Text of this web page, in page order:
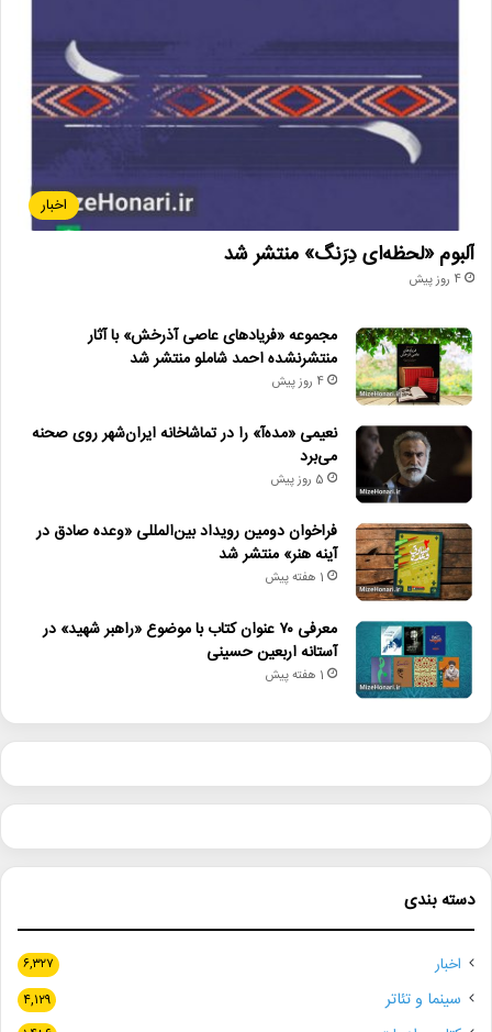
اخبار
آلبوم «لحظه‌ای دِرَنگ» منتشر شد
4 روز پیش
مجموعه «فریادهای عاصی آذرخش» با آثار
منتشرنشده احمد شاملو منتشر شد
4 روز پیش
نعیمی «مده‌آ» را در تماشاخانه ایران‌شهر روی صحنه
می‌برد
5 روز پیش
فراخوان دومین رویداد بین‌المللی «وعده صادق در
آینه هنر» منتشر شد
1 هفته پیش
معرفی ۷۰ عنوان کتاب با موضوع «راهبر شهید» در
آستانه اربعین حسینی
1 هفته پیش
دسته بندی
اخبار ۶,۳۲۷
سینما و تئاتر ۴,۱۲۹